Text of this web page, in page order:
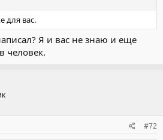
для вас.
Я и вас не знаю и еще
человек.
#72